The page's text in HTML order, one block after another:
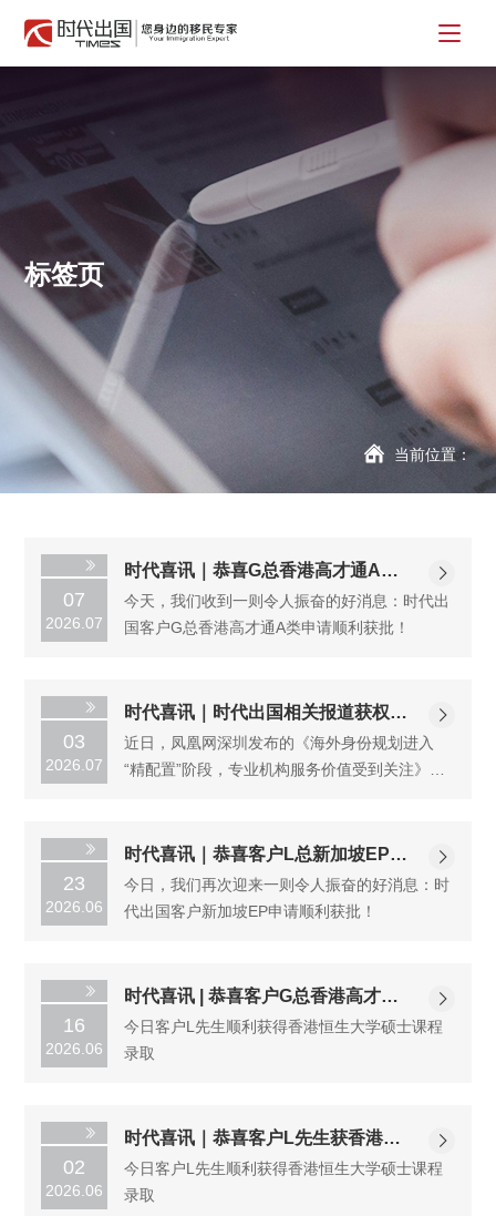
标签页
当前位置：
07
2026.07
时代喜讯｜恭喜G总香港高才通A类
成功获批
今天，我们收到一则令人振奋的好消息：时代出
国客户G总香港高才通A类申请顺利获批！
03
2026.07
时代喜讯｜时代出国相关报道获权威
媒体20万+阅读
近日，凤凰网深圳发布的《海外身份规划进入
“精配置”阶段，专业机构服务价值受到关注》一
23
2026.06
时代喜讯｜恭喜客户L总新加坡EP成
功获批
今日，我们再次迎来一则令人振奋的好消息：时
代出国客户新加坡EP申请顺利获批！
16
2026.06
时代喜讯 | 恭喜客户G总香港高才成
功获批
今日客户L先生顺利获得香港恒生大学硕士课程
录取
02
2026.06
时代喜讯｜恭喜客户L先生获香港恒
生大学硕士offer
今日客户L先生顺利获得香港恒生大学硕士课程
录取